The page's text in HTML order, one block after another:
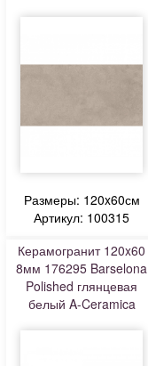
Размеры: 120x60см
Артикул: 100315
Керамогранит 120x60
8мм 176295 Barselona
Polished глянцевая
белый A-Ceramica